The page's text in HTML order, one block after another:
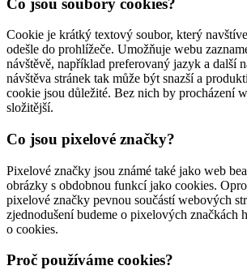
Cookie je krátký textový soubor, který
odešle do prohlížeče. Umožňuje webu
návštěvě, například preferovaný jazyk a další
návštěva stránek tak může být snazší a
cookie jsou důležité. Bez nich by procházení
složitější.
Co jsou pixelové značky?
Pixelové značky jsou známé také jako web
obrázky s obdobnou funkcí jako cookies.
pixelové značky pevnou součástí webových
zjednodušení budeme o pixelových značkách
o cookies.
Proč používáme cookies?